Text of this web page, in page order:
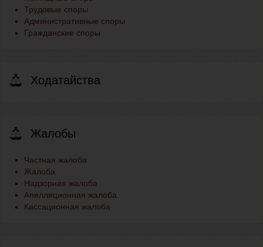
Трудовые споры
Административные споры
Гражданские споры
Ходатайства
Жалобы
Частная жалоба
Жалоба
Надзорная жалоба
Апелляционная жалоба
Кассационная жалоба